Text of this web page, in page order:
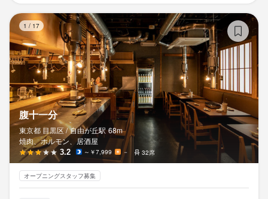
1 / 17
腹十一分
東京都 目黒区 / 自由が丘駅 68m
焼肉、ホルモン、居酒屋
3.2 ～￥7,999 － 32席
オープニングスタッフ募集